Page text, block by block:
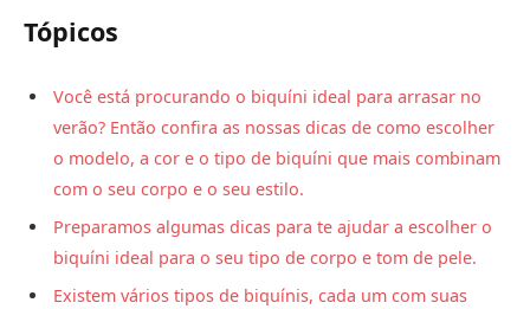
Tópicos
Você está procurando o biquíni ideal para arrasar no
verão? Então confira as nossas dicas de como escolher
o modelo, a cor e o tipo de biquíni que mais combinam
com o seu corpo e o seu estilo.
Preparamos algumas dicas para te ajudar a escolher o
biquíni ideal para o seu tipo de corpo e tom de pele.
Existem vários tipos de biquínis, cada um com suas